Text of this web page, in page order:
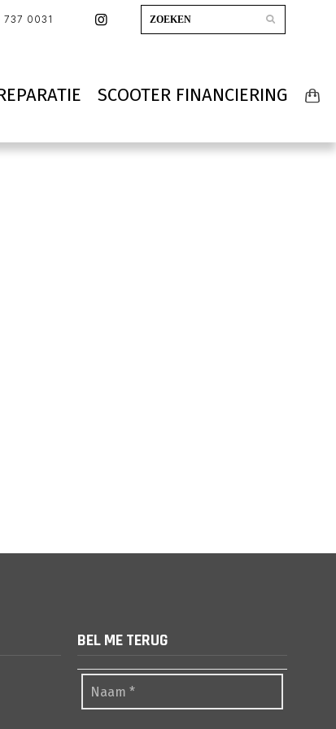
737 0031
SCOOTER FINANCIERING
BEL ME TERUG